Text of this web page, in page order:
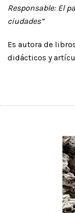
Responsable: El
ciudades”
Es autora de
didácticos y